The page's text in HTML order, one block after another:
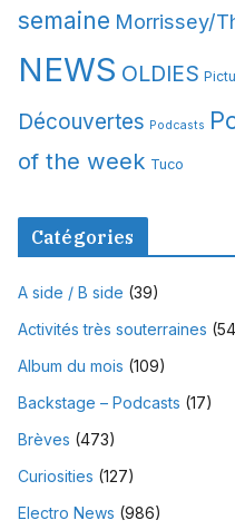
semaine Morrissey/
NEWS OLDIES
Découvertes Podcasts
of the week Tuco
Catégories
A side / B side (39)
Activités très souterraines
Album du mois (109)
Backstage – Podcasts (17)
Brèves (473)
Curiosities (127)
Electro News (986)